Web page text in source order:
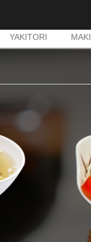
YAKITORI MAKI